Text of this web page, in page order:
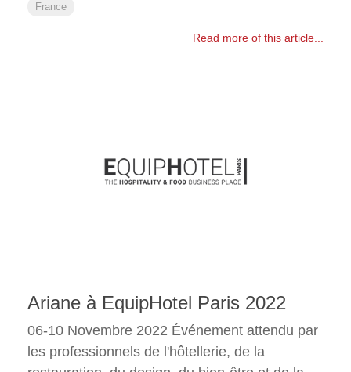
France
Read more of this article...
Ariane à EquipHotel Paris 2022
06-10 Novembre 2022 Événement attendu par
les professionnels de l'hôtellerie, de la